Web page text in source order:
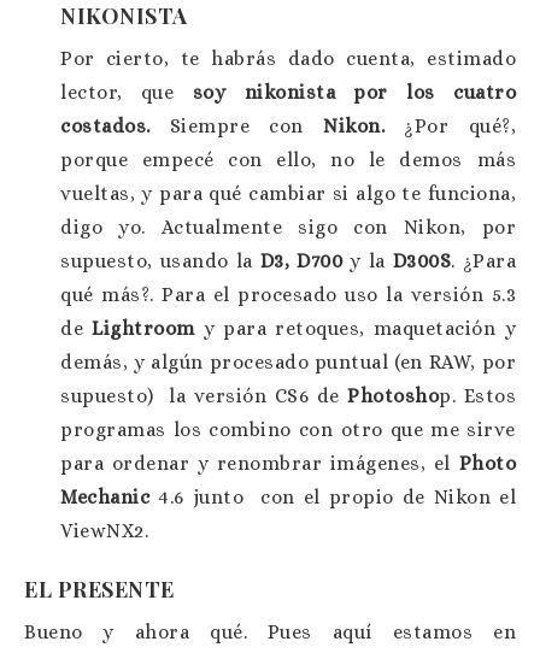
NIKONISTA
Por cierto, te habrás dado cuenta, estimado
lector, que soy nikonista por los cuatro
costados.Siempre conNikon. ¿Por qué?,
porque empecé con ello, no le demos más
vueltas, y para qué cambiar si algo te funciona,
digo yo. Actualmente sigo con Nikon, por
supuesto, usando la D3, D700y la D300S. ¿Para
qué más?. Para el procesado uso la versión 5.3
deLightroomy para retoques, maquetación y
demás, y algún procesado puntual (en RAW, por
supuesto) la versión CS6 dePhotoshop. Estos
programas los combino con otro que me sirve
para ordenar y renombrar imágenes, el Photo
Mechanic4.6 junto con el propio de Nikon el
ViewNX2.
EL PRESENTE
Bueno y ahora qué. Pues aquí estamos en